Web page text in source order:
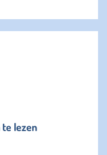
lezen